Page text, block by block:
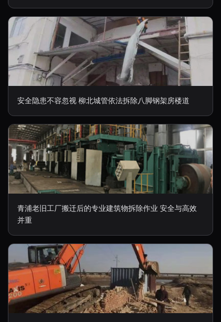
安全隐患不容忽视 柳北城管依法拆除八脚钢架房楼道
青浦老旧工厂搬迁后的专业建筑物拆除作业 安全与高效
并重